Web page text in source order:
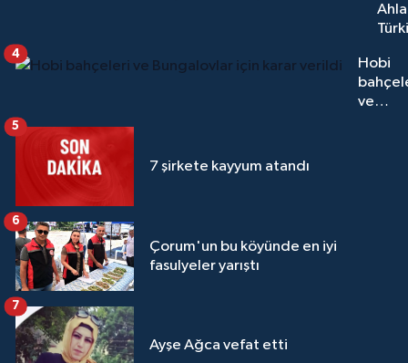
Hobi
ve
4
7 şirkete kayyum atandı
5
Çorum'un bu köyünde en iyi
fasulyeler yarıştı
6
Ayşe Ağca vefat etti
7